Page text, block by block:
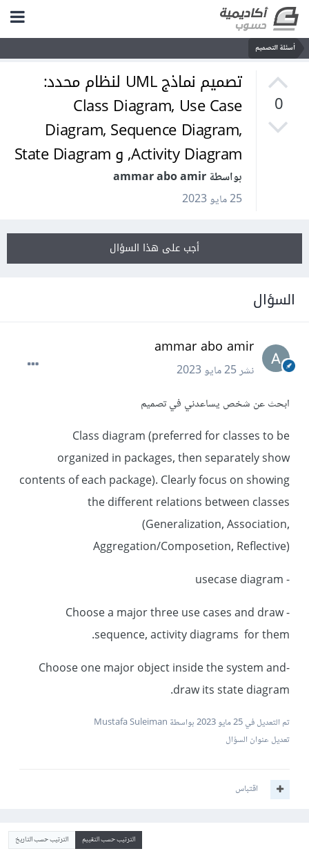
أسئلة التصميم
0
تصميم نماذج UML لنظام محدد:
Class Diagram, Use Case
Diagram, Sequence Diagram,
Activity Diagram, و State Diagram
بواسطة ammar abo amir
25 مايو 2023
أجب على هذا السؤال
السؤال
ammar abo amir
نشر25 مايو 2023
ابحث عن شخص يساعدني في تصميم
Class diagram (preferred for classes to be
organized in packages, then separately show
contents of each package). Clearly focus on showing
the different relations between classes
(Generalization, Association,
Aggregation/Composetion, Reflective)
- usecase diagram
-Choose a major three use cases and draw
sequence, activity diagrams for them.
-Choose one major object inside the system and
draw its state diagram.
تم التعديل في25 مايو 2023
بواسطة Mustafa Suleiman
تعديل عنوان السؤال
اقتباس
الترتيب حسب التقييم الترتيب حسب التاريخ